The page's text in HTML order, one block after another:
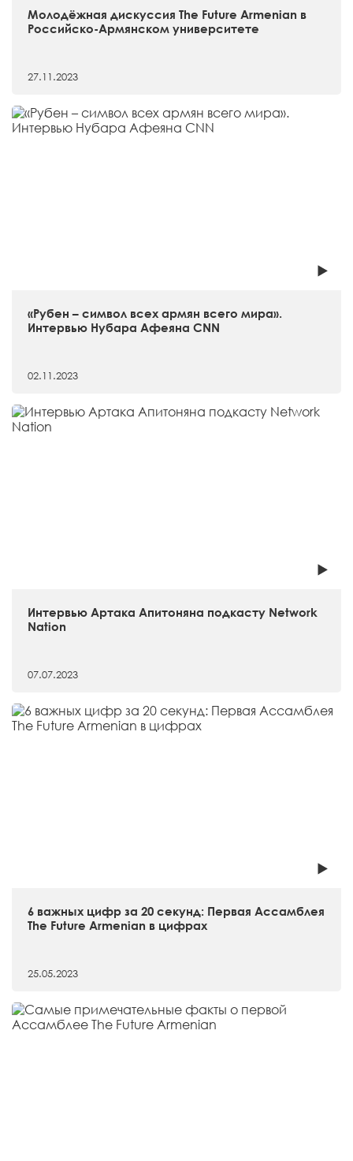
Молодёжная дискуссия The Future Armenian в
Российско-Армянском университете
27.11.2023
«Рубен – символ всех армян всего мира».
Интервью Нубара Афеяна CNN
02.11.2023
Интервью Артака Апитоняна подкасту Network
Nation
07.07.2023
6 важных цифр за 20 секунд: Первая Ассамблея
The Future Armenian в цифрах
25.05.2023